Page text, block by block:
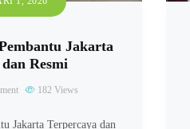
Jakarta
Resmi
182 Views
Jakarta Terpercaya dan